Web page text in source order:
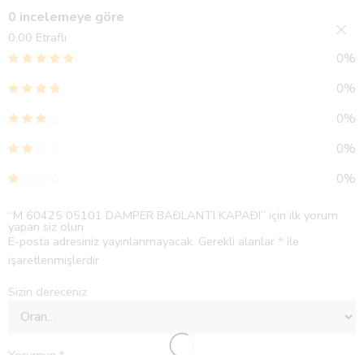
0 incelemeye göre
0.00 Etraflı
0%
0%
0%
0%
0%
“M 60425 05101 DAMPER BAÐLANTI KAPAÐI” için ilk yorum
yapan siz olun
E-posta adresiniz yayınlanmayacak. Gerekli alanlar * ile
işaretlenmişlerdir
Sizin dereceniz